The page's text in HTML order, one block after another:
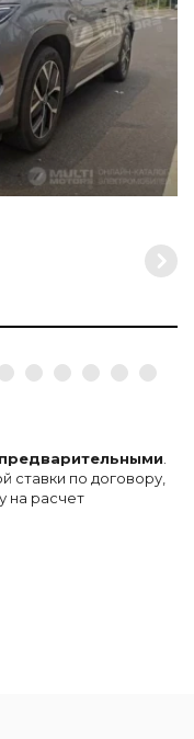
.
ставки по договору,
на расчет